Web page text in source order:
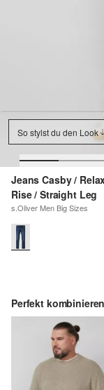
So stylst du den Look
Jeans Casby /
Rise / Straight Leg
s.Oliver Men Big Sizes
Perfekt kombinieren